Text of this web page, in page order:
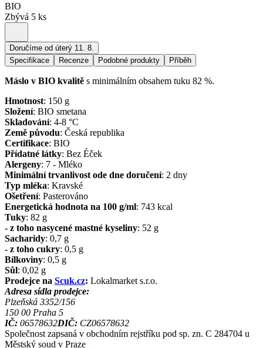
BIO
Zbývá 5 ks
Doručíme od úterý 11. 8.
Specifikace
Recenze Podobné produkty Příběh
Máslo v BIO kvalitě s minimálním obsahem tuku 82 %.
Hmotnost: 150 g
Složení: BIO smetana
Skladování: 4-8 °C
Země původu: Česká republika
Certifikace: BIO
Přídatné látky: Bez Éček
Alergeny: 7 - Mléko
Minimální trvanlivost ode dne doručení: 2 dny
Typ mléka: Kravské
Ošetření: Pasterováno
Energetická hodnota na 100 g/ml: 743 kcal
Tuky: 82 g
- z toho nasycené mastné kyseliny: 52 g
Sacharidy: 0,7 g
- z toho cukry: 0,5 g
Bílkoviny: 0,5 g
Sůl: 0,02 g
Prodejce na Scuk.cz: Lokalmarket s.r.o.
Adresa sídla prodejce:
Plzeňská 3352/156
150 00 Praha 5
IČ: 06578632DIČ: CZ06578632
Společnost zapsaná v obchodním rejstříku pod sp. zn. C 284704 u
Městský soud v Praze